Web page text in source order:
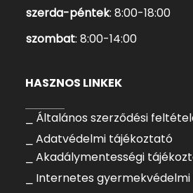
szerda-péntek: 8:00-18:00
szombat: 8:00-14:00
HASZNOS LINKEK
⎯ Általános szerződési
⎯ Adatvédelmi tájékoztató
⎯ Akadálymentességi
⎯ Internetes